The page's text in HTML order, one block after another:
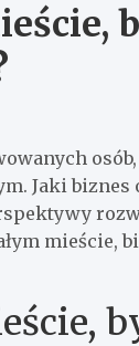
Jaki biznes
mieście,